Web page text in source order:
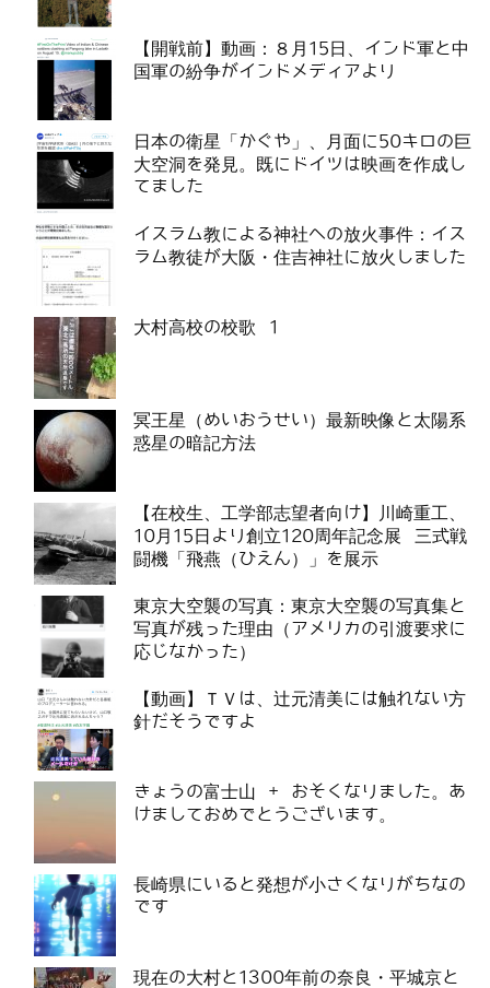
【開戦前】動画：８月15日、インド軍と中
国軍の紛争がインドメディアより
日本の衛星「かぐや」、月面に50キロの巨
大空洞を発見。既にドイツは映画を作成し
てました
イスラム教による神社への放火事件：イス
ラム教徒が大阪・住吉神社に放火しました
大村高校の校歌 1
冥王星（めいおうせい）最新映像と太陽系
惑星の暗記方法
【在校生、工学部志望者向け】川崎重工、
10月15日より創立120周年記念展 三式戦
闘機「飛燕（ひえん）」を展示
東京大空襲の写真：東京大空襲の写真集と
写真が残った理由（アメリカの引渡要求に
応じなかった）
【動画】ＴＶは、辻元清美には触れない方
針だそうですよ
きょうの富士山 + おそくなりました。あ
けましておめでとうございます。
長崎県にいると発想が小さくなりがちなの
です
現在の大村と1300年前の奈良・平城京と